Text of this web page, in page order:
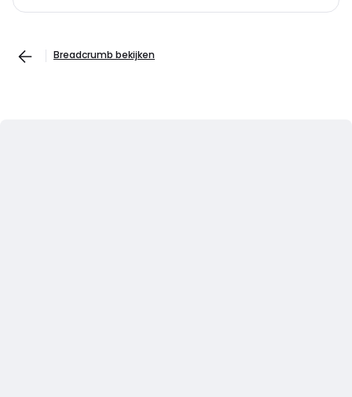
Breadcrumb bekijken